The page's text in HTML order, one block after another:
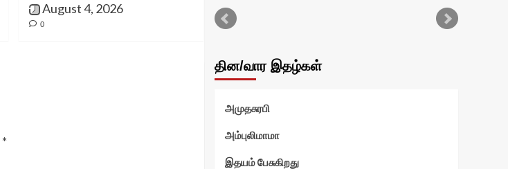
August 4, 2026
0
*
தின/வார இதழ்கள்
அமுதசுரபி
அம்புலிமாமா
இதயம் பேசுகிறது